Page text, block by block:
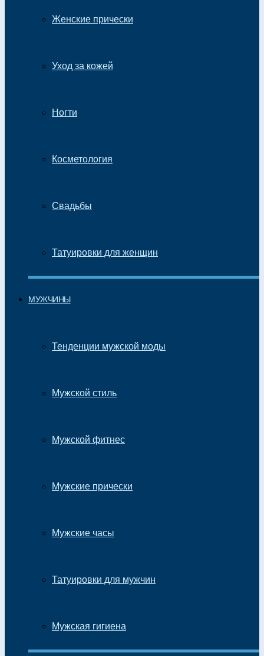
Женские прически
Уход за кожей
Ногти
Косметология
Свадьбы
Татуировки для женщин
МУЖЧИНЫ
Тенденции мужской моды
Мужской стиль
Мужской фитнес
Мужские прически
Мужские часы
Татуировки для мужчин
Мужская гигиена